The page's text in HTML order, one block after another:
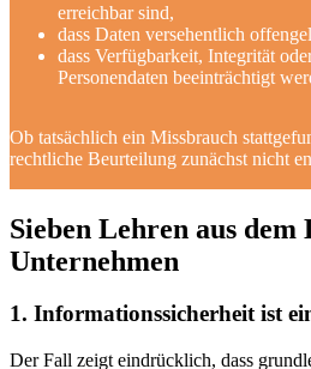
erreichbar sind,
dass Daten versehentlich
dass Verfügbarkeit, Integrität
Personendaten beeinträchtigt
Ob tatsächlich ein Missbrauch
rechtliche Beurteilung zunächst nicht
Sieben Lehren aus
Unternehmen
1. Informationssicherheit ist
Der Fall zeigt eindrücklich, dass